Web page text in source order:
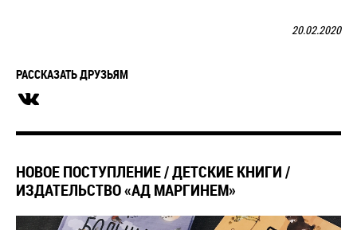
20.02.2020
РАССКАЗАТЬ ДРУЗЬЯМ
​НОВОЕ ПОСТУПЛЕНИЕ / ДЕТСКИЕ КНИГИ /
ИЗДАТЕЛЬСТВО «АД МАРГИНЕМ»